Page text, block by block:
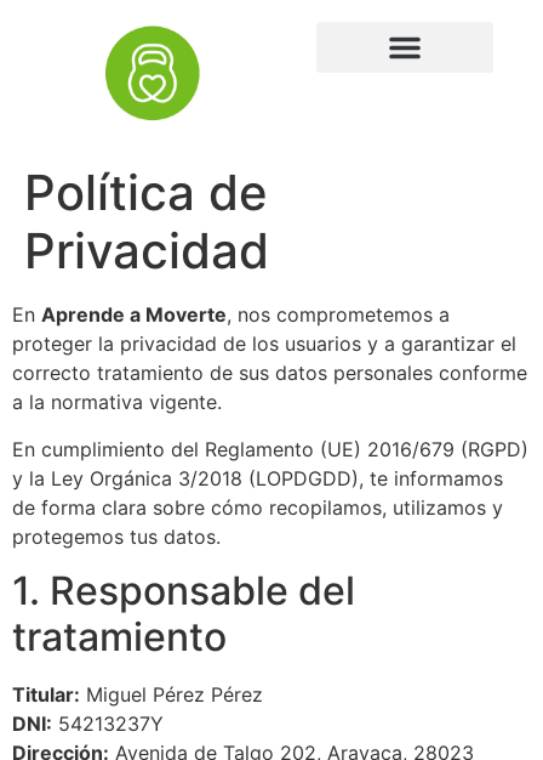
Política de
Privacidad
En Aprende a Moverte, nos comprometemos a
proteger la privacidad de los usuarios y a garantizar el
correcto tratamiento de sus datos personales conforme
a la normativa vigente.
En cumplimiento del Reglamento (UE) 2016/679 (RGPD)
y la Ley Orgánica 3/2018 (LOPDGDD), te informamos
de forma clara sobre cómo recopilamos, utilizamos y
protegemos tus datos.
1. Responsable del
tratamiento
Titular: Miguel Pérez Pérez
DNI: 54213237Y
Dirección: Avenida de Talgo 202, Aravaca, 28023